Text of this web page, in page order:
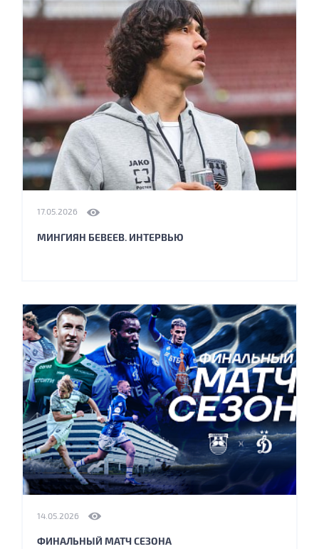
17.05.2026
МИНГИЯН БЕВЕЕВ. ИНТЕРВЬЮ
14.05.2026
ФИНАЛЬНЫЙ МАТЧ СЕЗОНА